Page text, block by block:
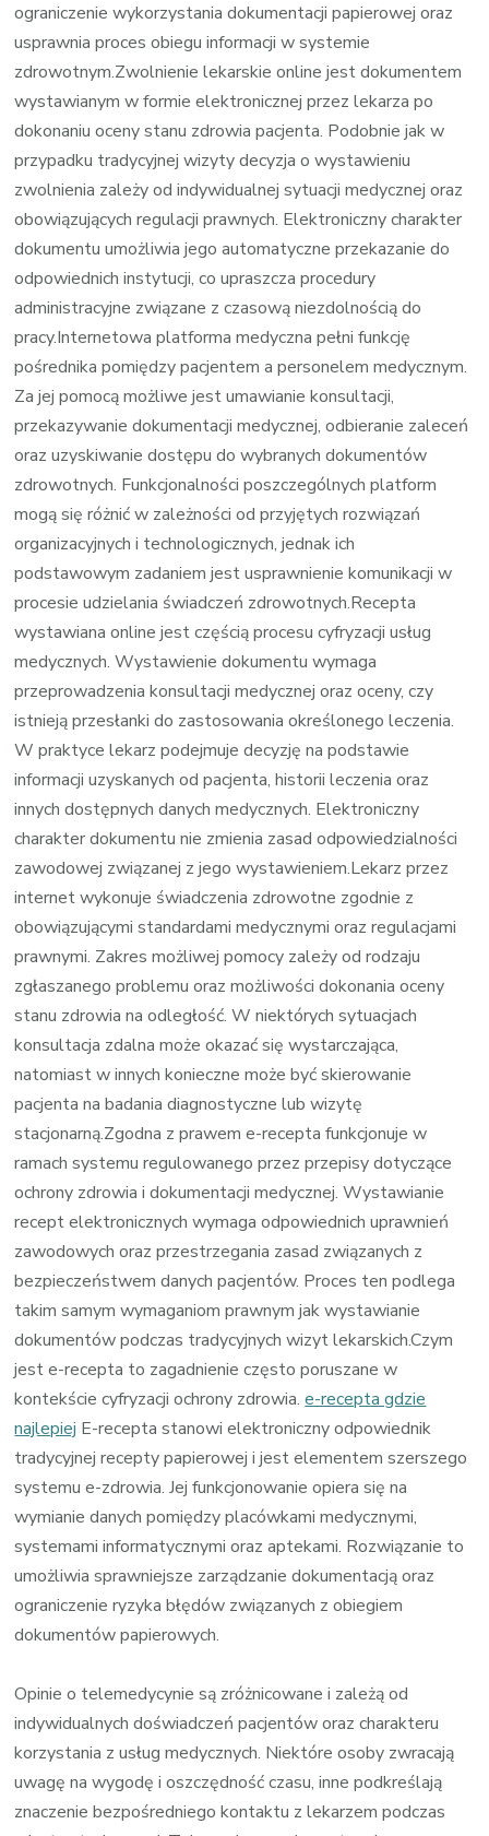
ograniczenie wykorzystania dokumentacji papierowej oraz
usprawnia proces obiegu informacji w systemie
zdrowotnym.Zwolnienie lekarskie online jest dokumentem
wystawianym w formie elektronicznej przez lekarza po
dokonaniu oceny stanu zdrowia pacjenta. Podobnie jak w
przypadku tradycyjnej wizyty decyzja o wystawieniu
zwolnienia zależy od indywidualnej sytuacji medycznej oraz
obowiązujących regulacji prawnych. Elektroniczny charakter
dokumentu umożliwia jego automatyczne przekazanie do
odpowiednich instytucji, co upraszcza procedury
administracyjne związane z czasową niezdolnością do
pracy.Internetowa platforma medyczna pełni funkcję
pośrednika pomiędzy pacjentem a personelem medycznym.
Za jej pomocą możliwe jest umawianie konsultacji,
przekazywanie dokumentacji medycznej, odbieranie zaleceń
oraz uzyskiwanie dostępu do wybranych dokumentów
zdrowotnych. Funkcjonalności poszczególnych platform
mogą się różnić w zależności od przyjętych rozwiązań
organizacyjnych i technologicznych, jednak ich
podstawowym zadaniem jest usprawnienie komunikacji w
procesie udzielania świadczeń zdrowotnych.Recepta
wystawiana online jest częścią procesu cyfryzacji usług
medycznych. Wystawienie dokumentu wymaga
przeprowadzenia konsultacji medycznej oraz oceny, czy
istnieją przesłanki do zastosowania określonego leczenia.
W praktyce lekarz podejmuje decyzję na podstawie
informacji uzyskanych od pacjenta, historii leczenia oraz
innych dostępnych danych medycznych. Elektroniczny
charakter dokumentu nie zmienia zasad odpowiedzialności
zawodowej związanej z jego wystawieniem.Lekarz przez
internet wykonuje świadczenia zdrowotne zgodnie z
obowiązującymi standardami medycznymi oraz regulacjami
prawnymi. Zakres możliwej pomocy zależy od rodzaju
zgłaszanego problemu oraz możliwości dokonania oceny
stanu zdrowia na odległość. W niektórych sytuacjach
konsultacja zdalna może okazać się wystarczająca,
natomiast w innych konieczne może być skierowanie
pacjenta na badania diagnostyczne lub wizytę
stacjonarną.Zgodna z prawem e-recepta funkcjonuje w
ramach systemu regulowanego przez przepisy dotyczące
ochrony zdrowia i dokumentacji medycznej. Wystawianie
recept elektronicznych wymaga odpowiednich uprawnień
zawodowych oraz przestrzegania zasad związanych z
bezpieczeństwem danych pacjentów. Proces ten podlega
takim samym wymaganiom prawnym jak wystawianie
dokumentów podczas tradycyjnych wizyt lekarskich.Czym
jest e-recepta to zagadnienie często poruszane w
kontekście cyfryzacji ochrony zdrowia.e-recepta gdzie
najlepiej E-recepta stanowi elektroniczny odpowiednik
tradycyjnej recepty papierowej i jest elementem szerszego
systemu e-zdrowia. Jej funkcjonowanie opiera się na
wymianie danych pomiędzy placówkami medycznymi,
systemami informatycznymi oraz aptekami. Rozwiązanie to
umożliwia sprawniejsze zarządzanie dokumentacją oraz
ograniczenie ryzyka błędów związanych z obiegiem
dokumentów papierowych.
Opinie o telemedycynie są zróżnicowane i zależą od
indywidualnych doświadczeń pacjentów oraz charakteru
korzystania z usług medycznych. Niektóre osoby zwracają
uwagę na wygodę i oszczędność czasu, inne podkreślają
znaczenie bezpośredniego kontaktu z lekarzem podczas